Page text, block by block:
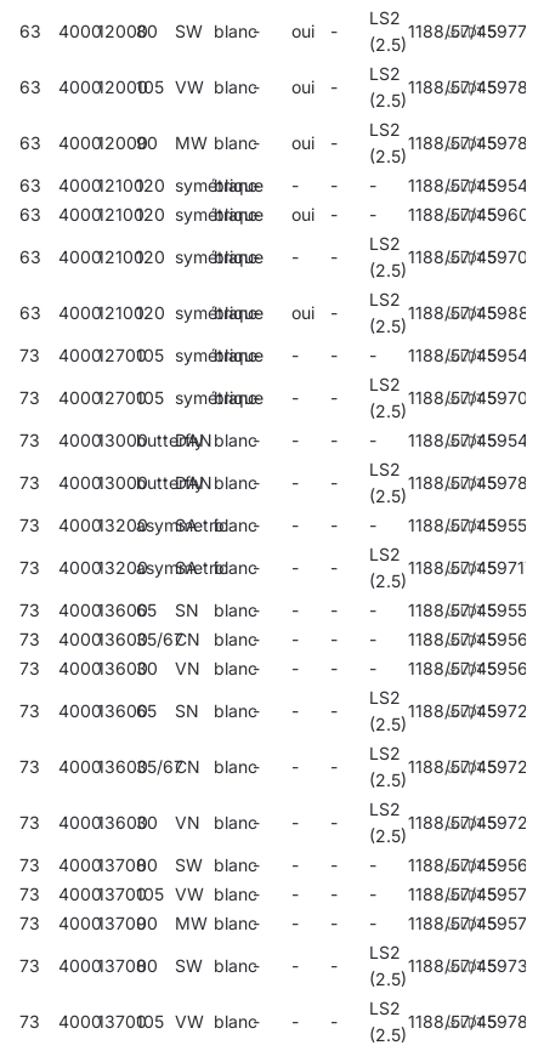
63 40001200080 SW blanc- oui -
LS2
(2.5)
1188/57/45
63 400012000105 VW blanc- oui -
LS2
(2.5)
1188/57/45597817
63 40001200090 MW blanc- oui -
LS2
(2.5)
1188/57/45
63 400012100120 symétrique
blanc- - - - 1188/57/45
63
400012100120 symétrique
blanc- oui - - 1188/57/45
63 400012100120 symétrique
blanc- - -
LS2
(2.5)
1188/57/45
63 400012100120 symétrique
blanc- oui -
LS2
(2.5)
1188/57/45
73 400012700105 symétrique
blanc- - - - 1188/57/45
73 400012700105 symétrique
blanc- - -
LS2
(2.5)
1188/57/45
73 400013000butterfly
DANblanc- - - - 1188/57/45
73 400013000butterfly
DANblanc- - -
LS2
(2.5)
1188/57/45
73 400013200asymmetric
SA blanc- - - - 1188/57/45
73 400013200asymmetric
SA blanc- - -
LS2
(2.5)
1188/57/45597176
73 40001360065 SN blanc- - - - 1188/57/45
73
40001360035/67CN blanc- - - - 1188/57/45595615
73
40001360030 VN blanc- - - - 1188/57/45
73 40001360065 SN blanc- - -
LS2
(2.5)
1188/57/45
73 40001360035/67CN blanc- - -
LS2
(2.5)
1188/57/45597251
73 40001360030 VN blanc- - -
LS2
(2.5)
1188/57/45
73 40001370080 SW blanc- - - - 1188/57/45
73
400013700105 VW blanc- - - - 1188/57/45
73
40001370090 MW blanc- - - - 1188/57/45
73 40001370080 SW blanc- - -
LS2
(2.5)
1188/57/45
73 400013700105 VW blanc- - -
LS2
(2.5)
1188/57/45